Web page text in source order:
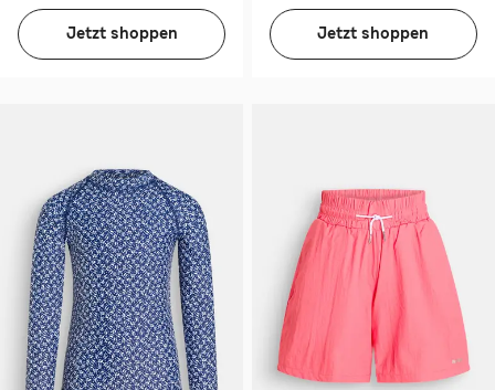
Jetzt shoppen Jetzt shoppen